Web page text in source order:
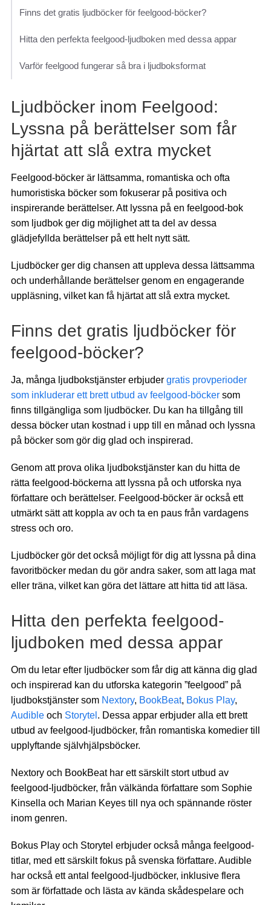
Finns det gratis ljudböcker för feelgood-böcker?
Hitta den perfekta feelgood-ljudboken med dessa appar
Varför feelgood fungerar så bra i ljudboksformat
Ljudböcker inom Feelgood:
Lyssna på berättelser som får
hjärtat att slå extra mycket
Feelgood-böcker är lättsamma, romantiska och ofta
humoristiska böcker som fokuserar på positiva och
inspirerande berättelser. Att lyssna på en feelgood-bok
som ljudbok ger dig möjlighet att ta del av dessa
glädjefyllda berättelser på ett helt nytt sätt.
Ljudböcker ger dig chansen att uppleva dessa lättsamma
och underhållande berättelser genom en engagerande
uppläsning, vilket kan få hjärtat att slå extra mycket.
Finns det gratis ljudböcker för
feelgood-böcker?
Ja, många ljudbokstjänster erbjuder gratis provperioder
som inkluderar ett brett utbud av feelgood-böckersom
finns tillgängliga som ljudböcker. Du kan ha tillgång till
dessa böcker utan kostnad i upp till en månad och lyssna
på böcker som gör dig glad och inspirerad.
Genom att prova olika ljudbokstjänster kan du hitta de
rätta feelgood-böckerna att lyssna på och utforska nya
författare och berättelser. Feelgood-böcker är också ett
utmärkt sätt att koppla av och ta en paus från vardagens
stress och oro.
Ljudböcker gör det också möjligt för dig att lyssna på dina
favoritböcker medan du gör andra saker, som att laga mat
eller träna, vilket kan göra det lättare att hitta tid att läsa.
Hitta den perfekta feelgood-
ljudboken med dessa appar
Om du letar efter ljudböcker som får dig att känna dig glad
och inspirerad kan du utforska kategorin ”feelgood” på
ljudbokstjänster som Nextory, BookBeat, Bokus Play,
Audibleoch Storytel . Dessa appar erbjuder alla ett brett
utbud av feelgood-ljudböcker, från romantiska komedier till
upplyftande självhjälpsböcker.
Nextory och BookBeat har ett särskilt stort utbud av
feelgood-ljudböcker, från välkända författare som Sophie
Kinsella och Marian Keyes till nya och spännande röster
inom genren.
Bokus Play och Storytel erbjuder också många feelgood-
titlar, med ett särskilt fokus på svenska författare. Audible
har också ett antal feelgood-ljudböcker, inklusive flera
som är författade och lästa av kända skådespelare och